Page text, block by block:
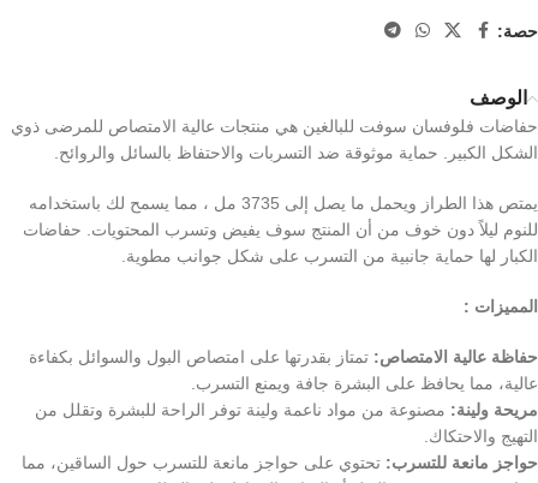
حصة:
الوصف
حفاضات فلوفسان سوفت للبالغين هي منتجات عالية الامتصاص للمرضى ذوي
الشكل الكبير. حماية موثوقة ضد التسربات والاحتفاظ بالسائل والروائح.
يمتص هذا الطراز ويحمل ما يصل إلى 3735 مل ، مما يسمح لك باستخدامه
للنوم ليلاً دون خوف من أن المنتج سوف يفيض وتسرب المحتويات. حفاضات
الكبار لها حماية جانبية من التسرب على شكل جوانب مطوية.
المميزات :
حفاظة عالية الامتصاص: تمتاز بقدرتها على امتصاص البول والسوائل بكفاءة
عالية، مما يحافظ على البشرة جافة ويمنع التسرب.
مريحة ولينة: مصنوعة من مواد ناعمة ولينة توفر الراحة للبشرة وتقلل من
التهيج والاحتكاك.
حواجز مانعة للتسرب: تحتوي على حواجز مانعة للتسرب حول الساقين، مما